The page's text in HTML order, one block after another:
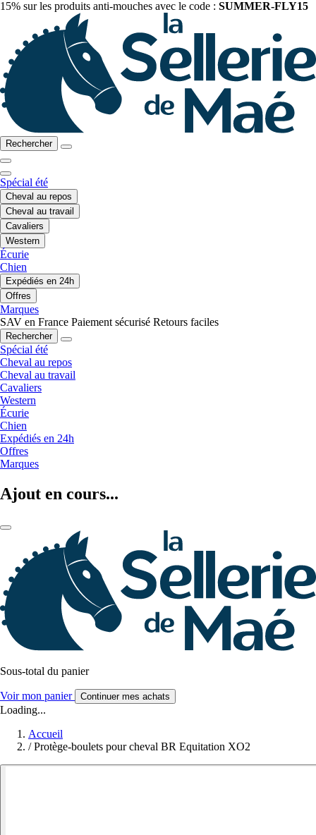
15% sur les produits anti-mouches avec le code : SUMMER-FLY15
Rechercher
Spécial été
Cheval au repos
Cheval au travail
Cavaliers
Western
Écurie
Chien
Expédiés en 24h
Offres
Marques
SAV en France Paiement sécurisé Retours faciles
Rechercher
Spécial été
Cheval au repos
Cheval au travail
Cavaliers
Western
Écurie
Chien
Expédiés en 24h
Offres
Marques
Ajout en cours...
Sous-total du panier
Voir mon panier Continuer mes achats
Loading...
Accueil
/ Protège-boulets pour cheval BR Equitation XO2